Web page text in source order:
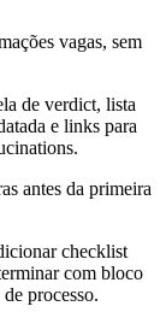
vagas, sem
de verdict, lista
e links para
antes da primeira
checklist
com bloco
processo.